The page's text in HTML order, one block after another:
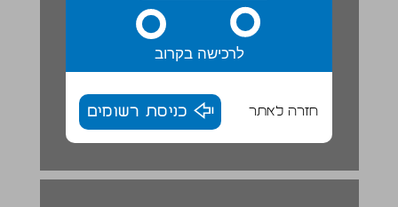
לרכישה בקרוב
חזרה לאתר כניסת רשומים